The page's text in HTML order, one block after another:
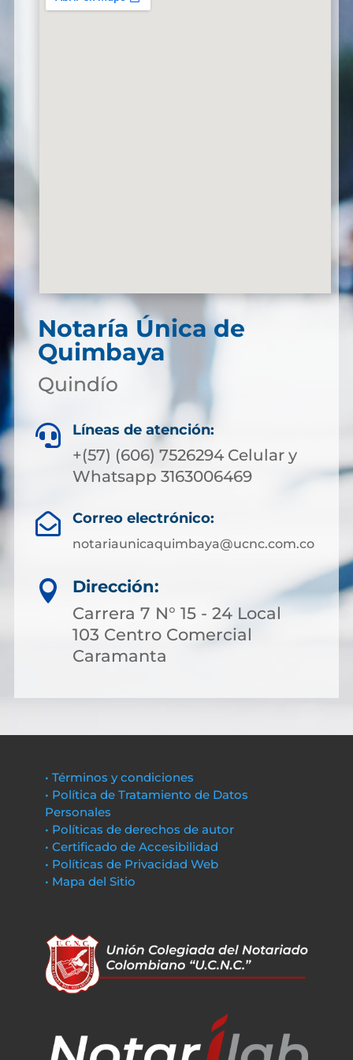
Notaría Única de
Quimbaya
Quindío
 Líneas de atención:
+(57) (606) 7526294 Celular y
Whatsapp 3163006469
 Correo electrónico:
notariaunicaquimbaya@ucnc.com.co

Dirección:
Carrera 7 N° 15 - 24 Local
103 Centro Comercial
Caramanta
• Términos y condiciones
• Política de Tratamiento de Datos
Personales
• Políticas de derechos de autor
• Certificado de Accesibilidad
• Políticas de Privacidad Web
• Mapa del Sitio